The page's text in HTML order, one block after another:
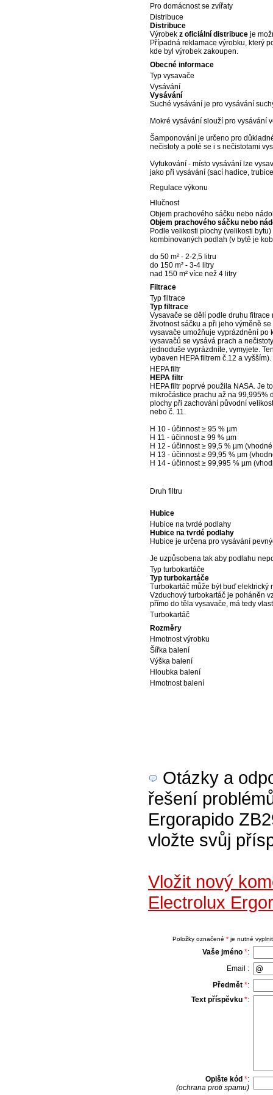
Pro domácnost se zvířaty
Distribuce
Distribuce
Výrobek z oficiální distribuce je
Případná reklamace výrobku, který
kde byl výrobek zakoupen.
Obecné informace
Typ vysavače
Vysávání
Vysávání
Suché vysávání je pro vysávání
Mokré vysávání slouží pro vysávání
Šamponování je určeno pro
nečistoty a poté se i s nečistotami
Vyfukování - místo vysávání lze
jako při vysávání (sací hadice,
Regulace výkonu
Hlučnost
Objem prachového sáčku nebo
Objem prachového sáčku nebo
Podle velikosti plochy (velikosti
kombinovaných podlah (v bytě je
do 50 m² - 2-2,5 litru
do 150 m² - 3-4 litry
nad 150 m² více než 4 litry
Filtrace
Typ filtrace
Typ filtrace
Vysavače se dělí podle druhu
životnost sáčku a při jeho výměně
vysavače umožňuje vyprázdnění po
vysavačů se vysává prach a
jednoduše vyprázdníte, vymyjete.
vybaven HEPA filtrem č.12 a vyšším).
HEPA filtr
HEPA filtr
HEPA filtr poprvé použila NASA. Je
mikročástice prachu až na 99,995%
plochy při zachování původní
nebo č. 11.
H 10 - účinnost ≥ 95 % µm
H 11 - účinnost ≥ 99 % µm
H 12 - účinnost ≥ 99,5 % µm
H 13 - účinnost ≥ 99,95 % µm
H 14 - účinnost ≥ 99,995 % µm
Druh filtru
Hubice
Hubice na tvrdé podlahy
Hubice na tvrdé podlahy
Hubice je určena pro vysávání
Je uzpůsobena tak aby podlahu
Typ turbokartáče
Typ turbokartáče
Turbokartáč může být buď elektrický
Vzduchový turbokartáč je poháněn
přímo do těla vysavače, má tedy
Turbokartáč
Rozměry
Hmotnost výrobku
Šířka balení
Výška balení
Hloubka balení
Hmotnost balení
Otázky a
řešení
Ergorapido
vložte svůj
Vložit nový
Electrolux
Položky označené *je nutné
Vaše jméno *:
Email :
Předmět *:
Text příspěvku *:
Opište kód *:
(ochrana proti spamu)